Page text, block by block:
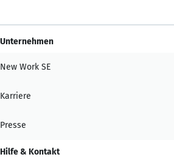
Unternehmen
New Work SE
Karriere
Presse
Hilfe & Kontakt